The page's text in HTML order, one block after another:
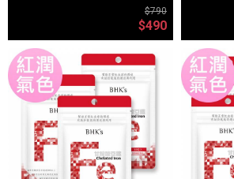
$790
$490